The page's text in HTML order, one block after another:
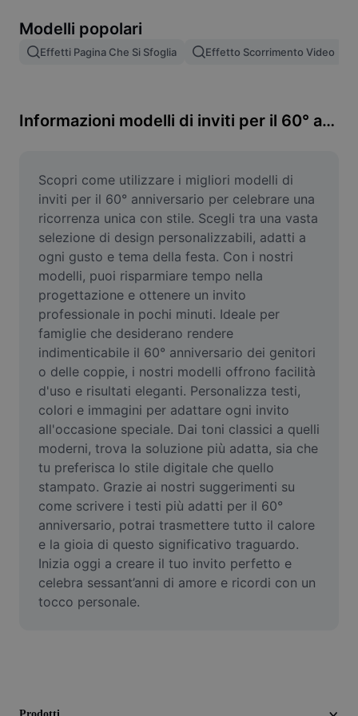
Unione di immagini
Ridimensiona l'immagine
Generatore di meme
AI Text Remover
AI People Remover
AI Inpainting
Face Cutout
Video
Rimuovi sfondo video
Miglioramento della qualità
Editor video
Taglia video
Aggiungi sottotitoli al video
Convertitore video
Modelli popolari
Effetti Pagina Che Si Sfoglia Effetto Scorrimento Video
Informazioni modelli di inviti per il 60° anniversario
Scopri come utilizzare i migliori modelli di
inviti per il 60° anniversario per celebrare una
ricorrenza unica con stile. Scegli tra una vasta
selezione di design personalizzabili, adatti a
ogni gusto e tema della festa. Con i nostri
modelli, puoi risparmiare tempo nella
progettazione e ottenere un invito
professionale in pochi minuti. Ideale per
famiglie che desiderano rendere
indimenticabile il 60° anniversario dei genitori
o delle coppie, i nostri modelli offrono facilità
d'uso e risultati eleganti. Personalizza testi,
colori e immagini per adattare ogni invito
all'occasione speciale. Dai toni classici a quelli
moderni, trova la soluzione più adatta, sia che
tu preferisca lo stile digitale che quello
stampato. Grazie ai nostri suggerimenti su
come scrivere i testi più adatti per il 60°
anniversario, potrai trasmettere tutto il calore
e la gioia di questo significativo traguardo.
Inizia oggi a creare il tuo invito perfetto e
celebra sessant’anni di amore e ricordi con un
tocco personale.